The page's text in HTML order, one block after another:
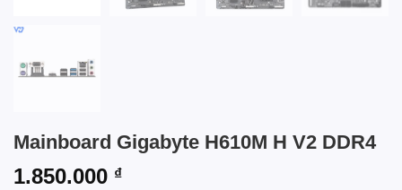
Mainboard Gigabyte H610M H V2 DDR4
1.850.000 ₫